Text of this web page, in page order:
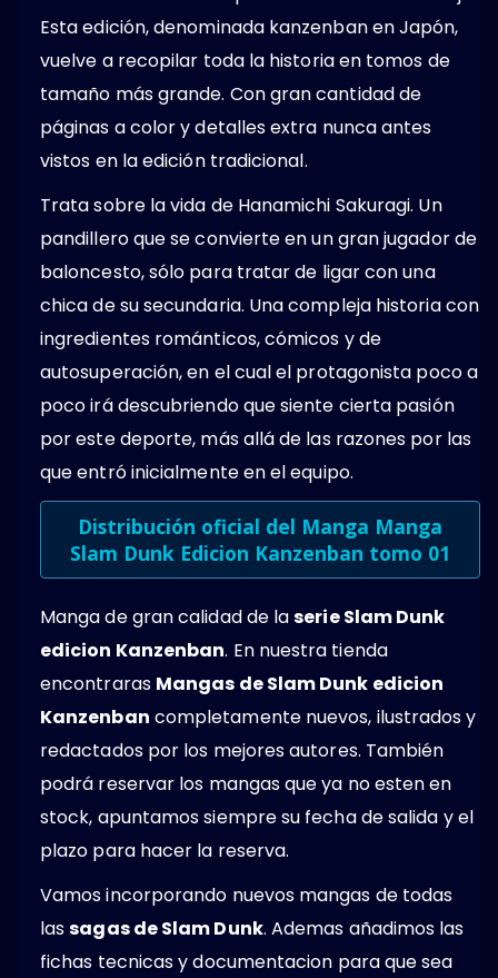
Esta edición, denominada kanzenban en Japón,
vuelve a recopilar toda la historia en tomos de
tamaño más grande. Con gran cantidad de
páginas a color y detalles extra nunca antes
vistos en la edición tradicional.
Trata sobre la vida de Hanamichi Sakuragi. Un
pandillero que se convierte en un gran jugador de
baloncesto, sólo para tratar de ligar con una
chica de su secundaria. Una compleja historia con
ingredientes románticos, cómicos y de
autosuperación, en el cual el protagonista poco a
poco irá descubriendo que siente cierta pasión
por este deporte, más allá de las razones por las
que entró inicialmente en el equipo.
Distribución oficial del Manga Manga
Slam Dunk Edicion Kanzenban tomo 01
Manga de gran calidad de laserie Slam Dunk
edicion Kanzenban. En nuestra tienda
encontraras Mangas de Slam Dunk edicion
Kanzenban completamente nuevos, ilustrados y
redactados por los mejores autores. También
podrá reservar los mangas que ya no esten en
stock, apuntamos siempre su fecha de salida y el
plazo para hacer la reserva.
Vamos incorporando nuevos mangas de todas
lassagas de Slam Dunk. Ademas añadimos las
fichas tecnicas y documentacion para que sea